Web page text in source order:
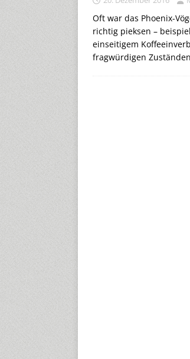
Oft war das Phoenix-
richtig pieksen –
einseitigem
fragwürdigen